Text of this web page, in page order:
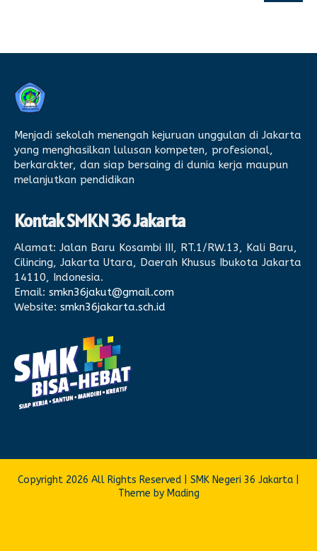
Menjadi sekolah menengah kejuruan unggulan di Jakarta
yang menghasilkan lulusan kompeten, profesional,
berkarakter, dan siap bersaing di dunia kerja maupun
melanjutkan pendidikan
Kontak SMKN 36 Jakarta
Alamat: Jalan Baru Kosambi III, RT.1/RW.13, Kali Baru,
Cilincing, Jakarta Utara, Daerah Khusus Ibukota Jakarta
14110, Indonesia.
Email: smkn36jakut@gmail.com
Website: smkn36jakarta.sch.id
Copyright 2026 All Rights Reserved | SMK Negeri 36 Jakarta |
Theme by Mading